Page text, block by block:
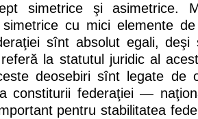
simetrice şi asimetrice.
cu mici elemente
sînt absolut egali,
la statutul juridic al
deosebiri sînt legate de
constiturii federaţiei —
pentru stabilitatea